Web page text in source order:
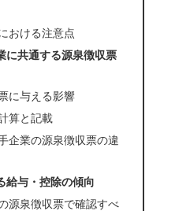
おける注意点
に共通する源泉徴収票
に与える影響
算と記載
企業の源泉徴収票の違
給与・控除の傾向
源泉徴収票で確認すべ